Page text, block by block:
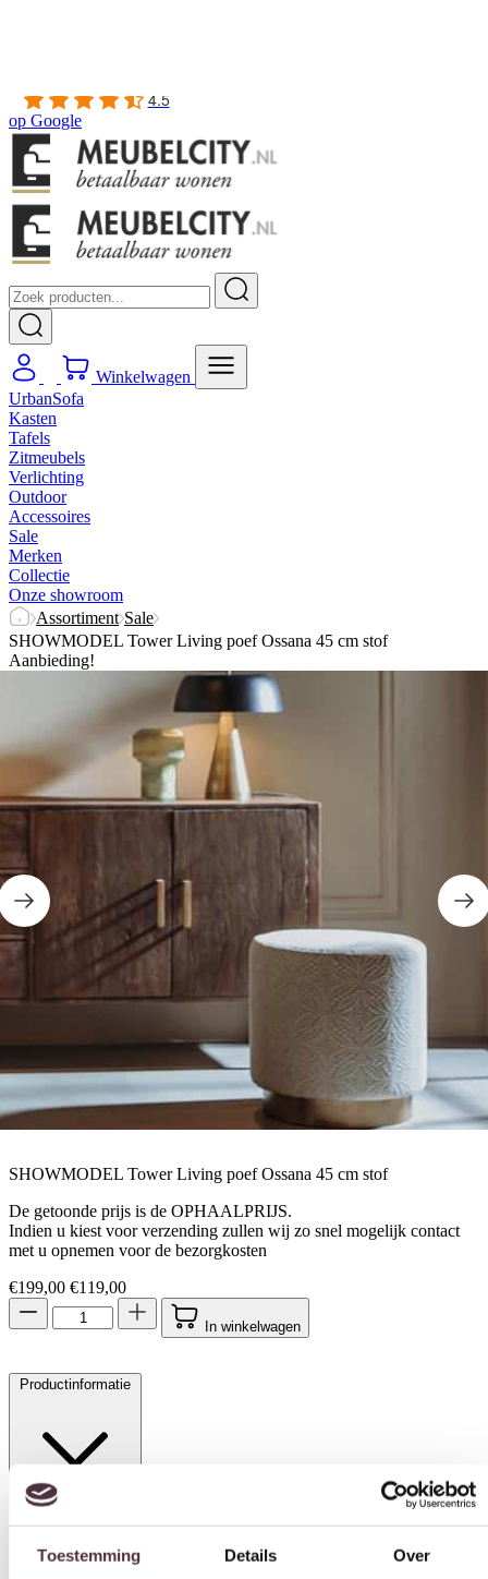
Toestemming
We gebruiken cookies om content en advertenties te
4.5
op Google
Winkelwagen
UrbanSofa
Kasten
Tafels
Zitmeubels
Verlichting
Outdoor
Accessoires
Sale
Merken
Collectie
Onze showroom
Assortiment Sale
SHOWMODEL Tower Living poef Ossana 45 cm stof
Aanbieding!
SHOWMODEL Tower Living poef Ossana 45 cm stof
De getoonde prijs is de OPHAALPRIJS.
Indien u kiest voor verzending zullen wij zo snel mogelijk contact
met u opnemen voor de bezorgkosten
€199,00 Oorspronkelijke prijs was: €199,00.
€119,00Huidige prijs is: €119,00.
In winkelwagen
Productinformatie
Specificaties